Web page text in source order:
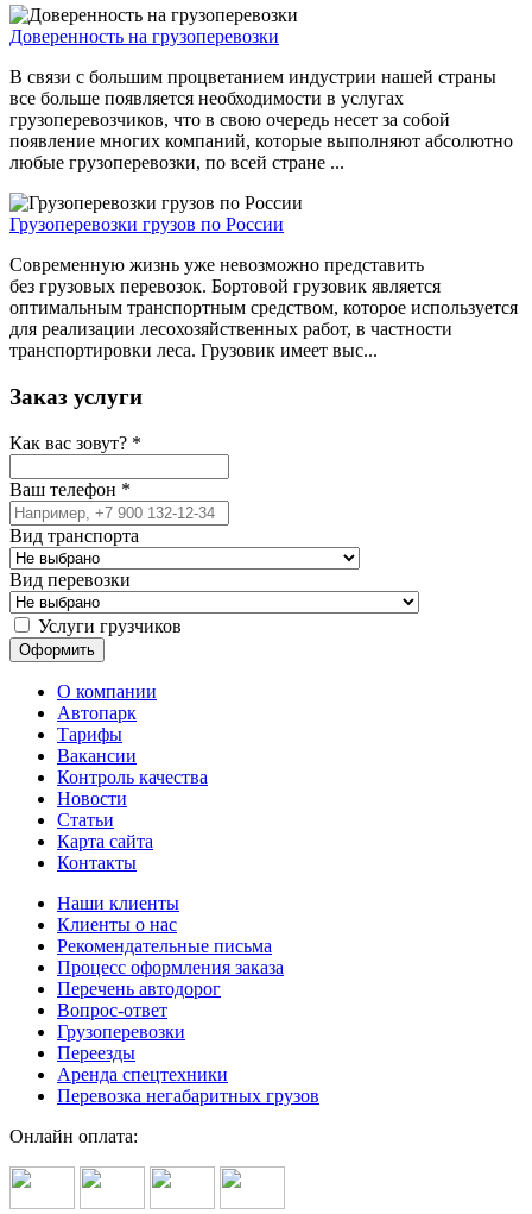
Доверенность на грузоперевозки
В связи с большим процветанием индустрии нашей страны
все больше появляется необходимости в услугах
грузоперевозчиков, что в свою очередь несет за собой
появление многих компаний, которые выполняют абсолютно
любые грузоперевозки, по всей стране ...
Грузоперевозки грузов по России
Современную жизнь уже невозможно представить
без грузовых перевозок. Бортовой грузовик является
оптимальным транспортным средством, которое используется
для реализации лесохозяйственных работ, в частности
транспортировки леса. Грузовик имеет выс...
Заказ услуги
Как вас зовут? *
Ваш телефон *
Вид транспорта
Вид перевозки
Услуги грузчиков
О компании
Автопарк
Тарифы
Вакансии
Контроль качества
Новости
Статьи
Карта сайта
Контакты
Наши клиенты
Клиенты о нас
Рекомендательные письма
Процесс оформления заказа
Перечень автодорог
Вопрос-ответ
Грузоперевозки
Переезды
Аренда спецтехники
Перевозка негабаритных грузов
Онлайн оплата: